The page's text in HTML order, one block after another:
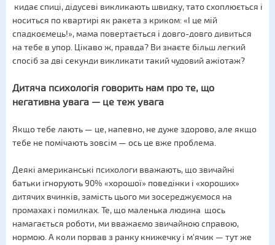
кидає спиці, дідусеві викликають швидку, тато схоплюється і
носиться по квартирі як ракета з криком: «І це мій
спадкоємець!», мама повертається і довго-довго дивиться
на тебе в упор. Цікаво ж, правда? Ви знаєте більш легкий
спосіб за дві секунди викликати такий чудовий ажіотаж?
Дитяча психологія говорить нам про те, що
негативна увага — це теж увага
Якщо тебе лають — це, напевно, не дуже здорово, але якщо
тебе не помічають зовсім — ось це вже проблема.
Деякі американські психологи вважають, що звичайні
батьки ігнорують 90% «хорошої» поведінки і «хороших»
дитячих вчинків, замість цього ми зосереджуємося на
промахах і помилках. Те, що маленька людина щось
намагається роботи, ми вважаємо звичайною справою,
нормою. А коли порвав з ранку книжечку і м'ячик — тут же